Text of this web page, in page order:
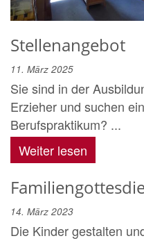
Stellenangebot
11. März 2025
Sie sind in der
Erzieher und suchen
Berufspraktikum? ...
Weiter lesen
14. März 2023
Die Kinder gestalten